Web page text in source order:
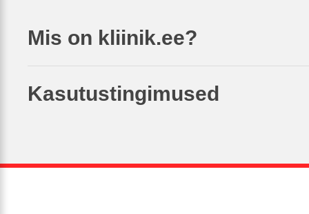
Mis on kliinik.ee?
Kasutustingimused